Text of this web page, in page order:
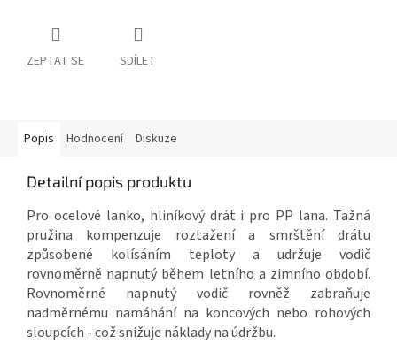
ZEPTAT SE SDÍLET
Popis Hodnocení Diskuze
Detailní popis produktu
Pro ocelové lanko, hliníkový drát i pro PP lana. Tažná
pružina kompenzuje roztažení a smrštění drátu
způsobené kolísáním teploty a udržuje vodič
rovnoměrně napnutý během letního a zimního období.
Rovnoměrné napnutý vodič rovněž zabraňuje
nadměrnému namáhání na koncových nebo rohových
sloupcích - což snižuje náklady na údržbu.